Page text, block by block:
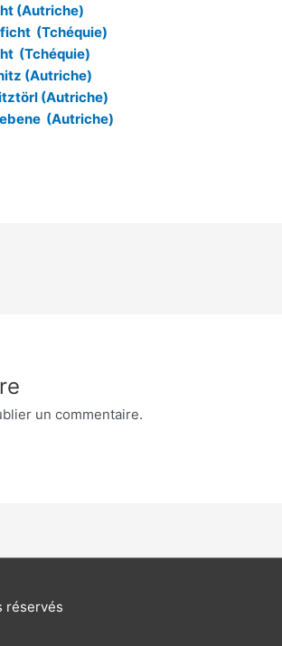
(Autriche)
(Tchéquie)
(Tchéquie)
(Autriche)
(Autriche)
(Autriche)
un commentaire.
réservés